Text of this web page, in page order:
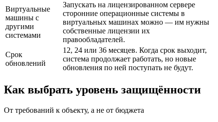
Виртуальные
машины с
другими
системами
Запускать на лицензированном сервере
сторонние операционные системы в
виртуальных машинах можно — им нужны
собственные лицензии их
правообладателей.
Срок
обновлений
12, 24 или 36 месяцев. Когда срок выходит,
система продолжает работать, но новые
обновления по ней поступать не будут.
Как выбрать уровень защищённости
От требований к объекту, а не от бюджета